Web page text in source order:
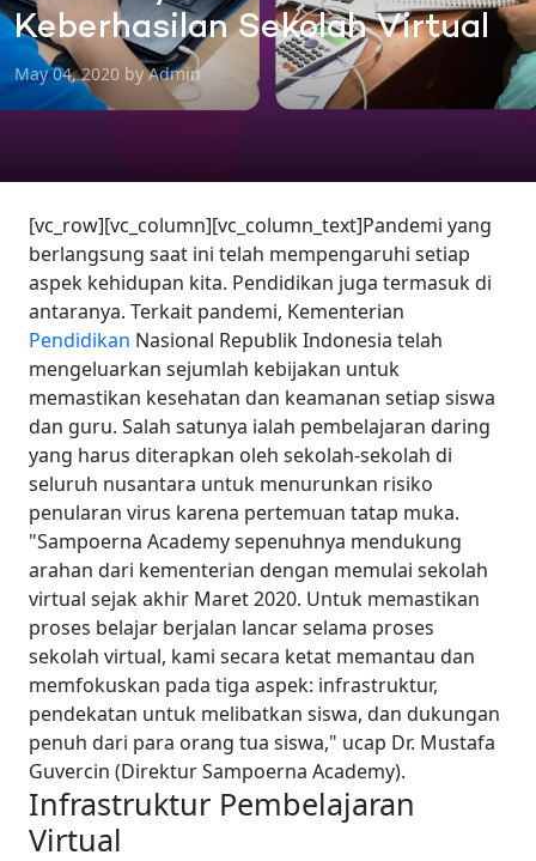
Keberhasilan Sekolah Virtual
May 04, 2020 by Admin
[vc_row][vc_column][vc_column_text]Pandemi yang
berlangsung saat ini telah mempengaruhi setiap
aspek kehidupan kita. Pendidikan juga termasuk di
antaranya. Terkait pandemi, Kementerian
Pendidikan Nasional Republik Indonesia telah
mengeluarkan sejumlah kebijakan untuk
memastikan kesehatan dan keamanan setiap siswa
dan guru. Salah satunya ialah pembelajaran daring
yang harus diterapkan oleh sekolah-sekolah di
seluruh nusantara untuk menurunkan risiko
penularan virus karena pertemuan tatap muka.
"Sampoerna Academy sepenuhnya mendukung
arahan dari kementerian dengan memulai sekolah
virtual sejak akhir Maret 2020. Untuk memastikan
proses belajar berjalan lancar selama proses
sekolah virtual, kami secara ketat memantau dan
memfokuskan pada tiga aspek: infrastruktur,
pendekatan untuk melibatkan siswa, dan dukungan
penuh dari para orang tua siswa," ucap Dr. Mustafa
Guvercin (Direktur Sampoerna Academy).
Infrastruktur Pembelajaran
Virtual